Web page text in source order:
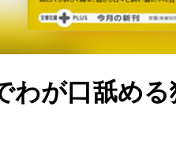
わが口舐め